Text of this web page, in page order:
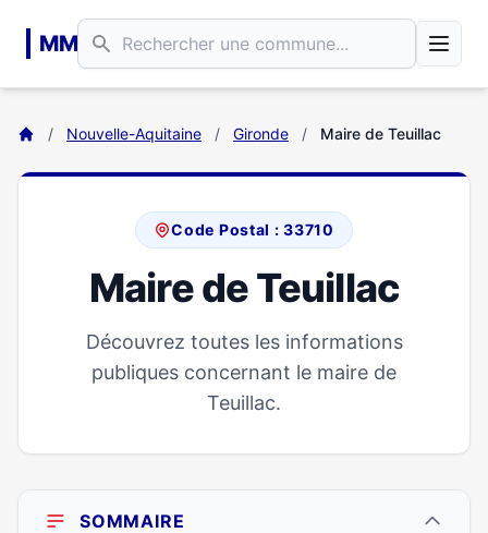
MM
/ Nouvelle-Aquitaine / Gironde / Maire de Teuillac
Code Postal : 33710
Maire de Teuillac
Découvrez toutes les informations
publiques concernant le maire de
Teuillac.
SOMMAIRE